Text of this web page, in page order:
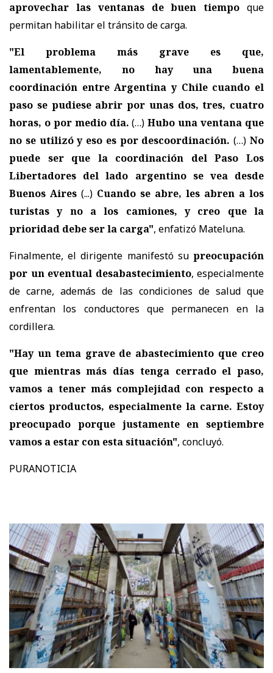
aprovechar las ventanas de buen tiempo que
permitan habilitar el tránsito de carga.
"El problema más grave es que,
lamentablemente, no hay una buena
coordinación entre Argentina y Chile cuando el
paso se pudiese abrir por unas dos, tres, cuatro
horas, o por medio día.(…) Hubo una ventana que
no se utilizó y eso es por descoordinación.(…) No
puede ser que la coordinación del Paso Los
Libertadores del lado argentino se vea desde
Buenos Aires (...) Cuando se abre, les abren a los
turistas y no a los camiones, y creo que la
prioridad debe ser la carga", enfatizó Mateluna.
Finalmente, el dirigente manifestó su preocupación
por un eventual desabastecimiento, especialmente
de carne, además de las condiciones de salud que
enfrentan los conductores que permanecen en la
cordillera.
"Hay un tema grave de abastecimiento que creo
que mientras más días tenga cerrado el paso,
vamos a tener más complejidad con respecto a
ciertos productos, especialmente la carne. Estoy
preocupado porque justamente en septiembre
vamos a estar con esta situación", concluyó.
PURANOTICIA